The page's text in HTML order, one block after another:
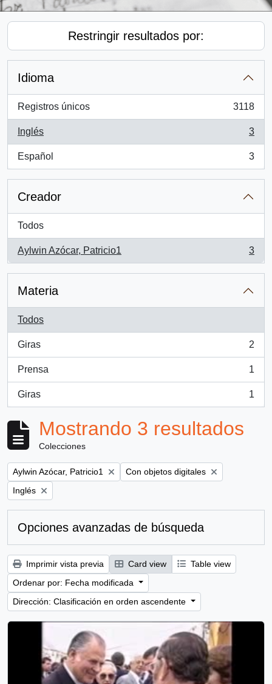
Restringir resultados por:
Idioma
Registros únicos
, 3118 resultados
3118
Inglés
, 3 resultados
3
Español
, 3 resultados
3
Creador
Todos
Aylwin Azócar, Patricio1
, 3 resultados
3
Materia
Todos
Giras
, 2 resultados
2
Prensa
, 1 resultados
1
Giras
, 1 resultados
1
Mostrando 3 resultados
Colecciones
Remove filter:
Aylwin Azócar, Patricio1 Remove filter:
Con objetos digitales
Remove filter:
Inglés
Opciones avanzadas de búsqueda
Imprimir vista previa Card view
Table view
Ordenar por: Fecha modificada
Dirección: Clasificación en orden ascendente